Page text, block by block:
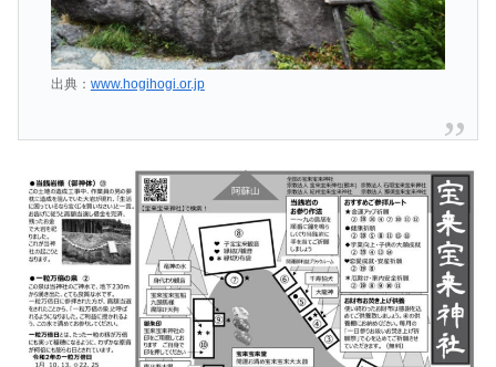
出典： www.hogihogi.or.jp